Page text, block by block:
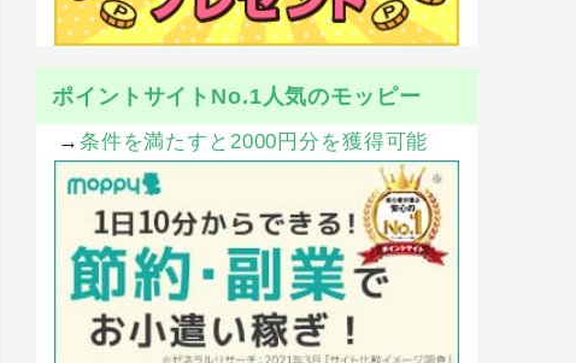
ポイントサイトNo.1人気のモッピー
→ 条件を満たすと2000円分を獲得可能